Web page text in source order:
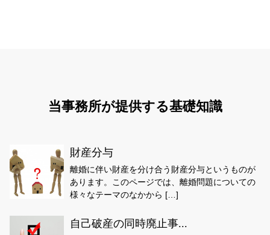
当事務所が提供する基礎知識
財産分与
離婚に伴い財産を分け合う財産分与というものが
あります。このページでは、離婚問題についての
様々なテーマのなかから […]
自己破産の同時廃止事...